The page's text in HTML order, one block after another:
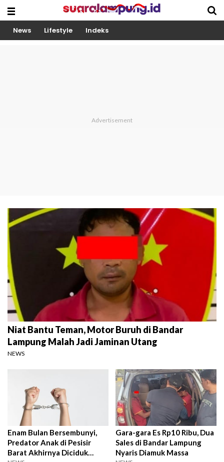
News Lifestyle Indeks
Niat Bantu Teman, Motor Buruh di Bandar
Lampung Malah Jadi Jaminan Utang
NEWS
Enam Bulan Bersembunyi,
Predator Anak di Pesisir
Barat Akhirnya Diciduk
Gara-gara Es Rp10 Ribu, Dua
Sales di Bandar Lampung
Nyaris Diamuk Massa